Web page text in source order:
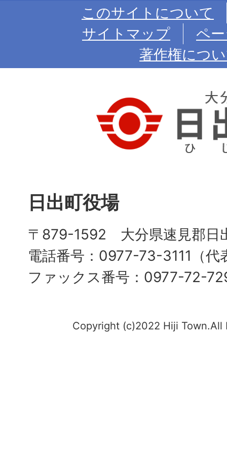
このサイトについて
サイトマップ
ペ
著作権につ
日出町役場
〒879-1592 大分県速見郡日
電話番号：0977-73-3111（代
ファックス番号：0977-72-
Copyright (c)2022 Hiji Town.All